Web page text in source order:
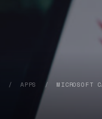
/APPS /MICROSOFT